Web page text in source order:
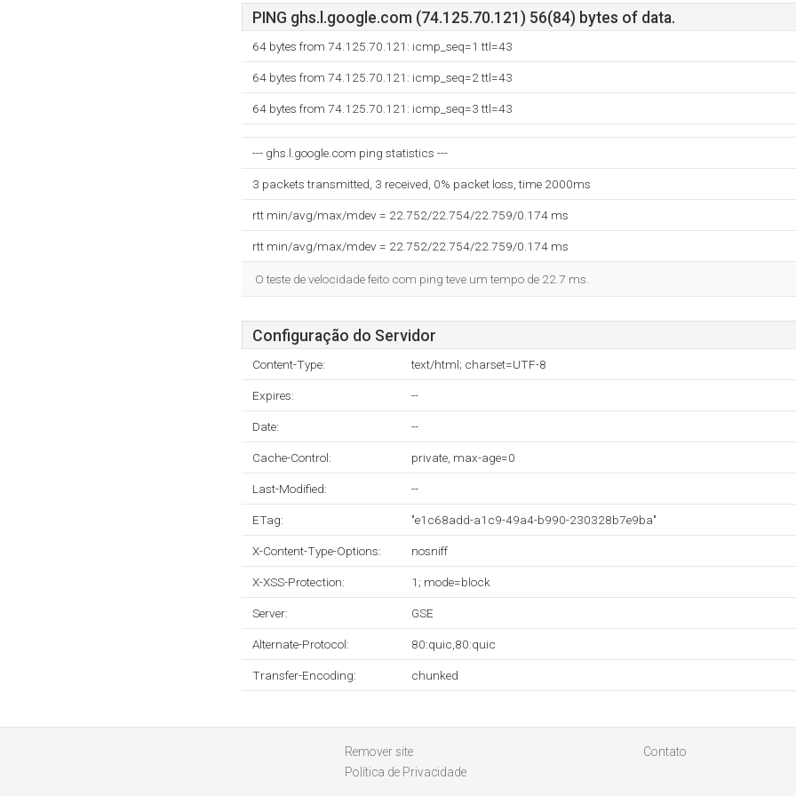
PING ghs.l.google.com (74.125.70.121) 56(84) bytes of data.
64 bytes from 74.125.70.121: icmp_seq=1 ttl=43
64 bytes from 74.125.70.121: icmp_seq=2 ttl=43
64 bytes from 74.125.70.121: icmp_seq=3 ttl=43
--- ghs.l.google.com ping statistics ---
3 packets transmitted, 3 received, 0% packet loss, time 2000ms
rtt min/avg/max/mdev = 22.752/22.754/22.759/0.174 ms
rtt min/avg/max/mdev = 22.752/22.754/22.759/0.174 ms
O teste de velocidade feito com ping teve um tempo de 22.7 ms.
Configuração do Servidor
Content-Type: text/html; charset=UTF-8
Expires: --
Date: --
Cache-Control: private, max-age=0
Last-Modified: --
ETag: "e1c68add-a1c9-49a4-b990-230328b7e9ba"
X-Content-Type-Options: nosniff
X-XSS-Protection: 1; mode=block
Server: GSE
Alternate-Protocol: 80:quic,80:quic
Transfer-Encoding: chunked
Remover site
Política de Privacidade
Contato